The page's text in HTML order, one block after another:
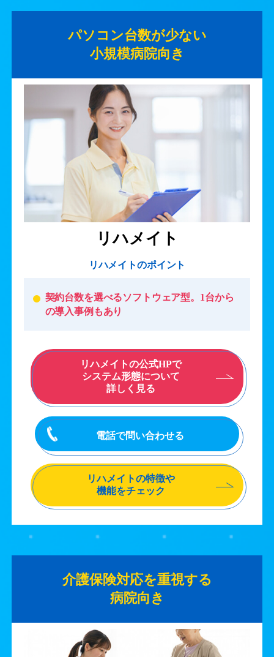
パソコン台数が少ない
小規模病院向き
リハメイト
リハメイトのポイント
契約台数を選べるソフトウェア型。1台から
の導入事例もあり
リハメイトの公式HPで
システム形態について
詳しく見る
電話で問い合わせる
リハメイトの特徴や
機能をチェック
介護保険対応を重視する
病院向き